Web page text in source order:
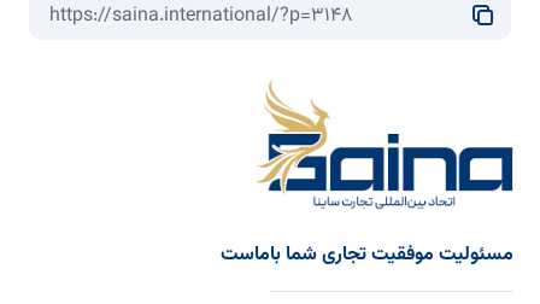
مسئولیت موفقیت تجاری شما باماست